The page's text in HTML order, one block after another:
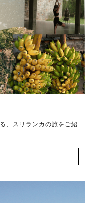
、スリランカの旅をご紹